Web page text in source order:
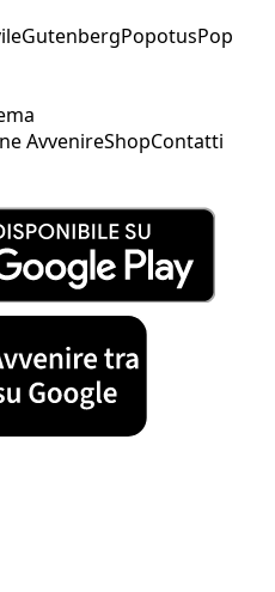
GutenbergPopotusPop
AvvenireShopContatti